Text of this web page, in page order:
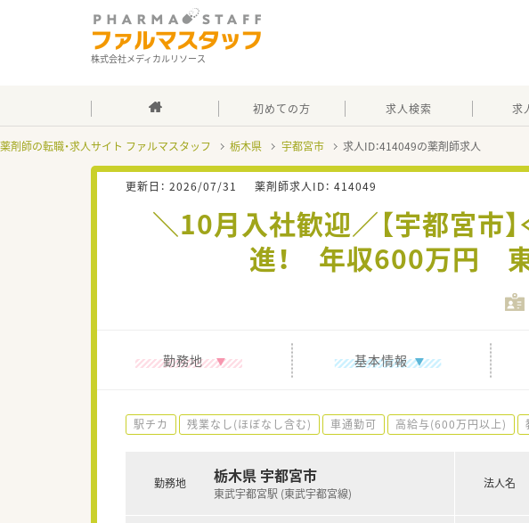
株式会社メディカルリソース
初めての方 求人検索 求
薬剤師の転職・求人サイト ファルマスタッフ 栃木県 宇都宮市 求人ID：414049の薬剤師求人
更新日： 2026/07/31 薬剤師求人ID： 414049
＼10月入社歓迎／【宇都宮
進！ 年収600万円
勤務地 基本情報
駅チカ 残業なし(ほぼなし含む) 車通勤可 高給与(600万円以上)
勤務地 栃木県 宇都宮市
東武宇都宮駅 (東武宇都宮線)
法人名